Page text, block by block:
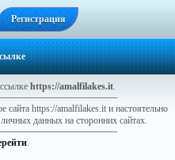
Регистрация
https://amalfilakes.it.
сайта https://amalfilakes.it и настоятельно
данных на сторонних сайтах.
.